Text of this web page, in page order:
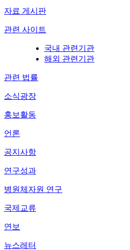
자료 게시판
관련 사이트
국내 관련기관
해외 관련기관
관련 법률
소식광장
홍보활동
언론
공지사항
연구성과
병원체자원 연구
국제교류
연보
뉴스레터